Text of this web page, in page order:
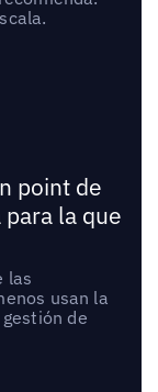
point de
la que
las
usan la
de